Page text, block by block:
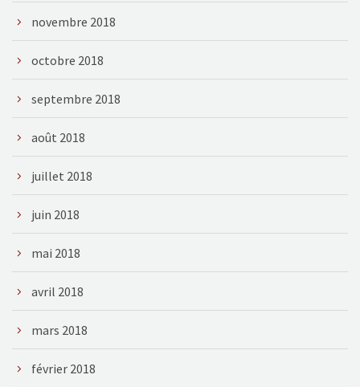
novembre 2018
octobre 2018
septembre 2018
août 2018
juillet 2018
juin 2018
mai 2018
avril 2018
mars 2018
février 2018